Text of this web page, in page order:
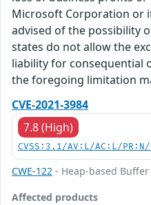
Microsoft Corporation or
advised of the possibility
states do not allow the
liability for consequential
the foregoing limitation
CVE-2021-3984
7.8 (High)
CVSS:3.1/AV:L/AC:L/
CWE-122 - Heap-based
Affected products